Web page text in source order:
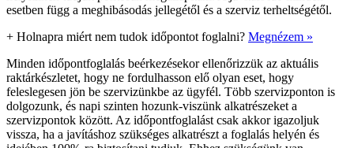
esetben függ a meghibásodás jellegétől és a szerviz terheltségétől.
+ Holnapra miért nem tudok időpontot foglalni? Megnézem »
Minden időpontfoglalás beérkezésekor ellenőrizzük az aktuális
raktárkészletet, hogy ne fordulhasson elő olyan eset, hogy
feleslegesen jön be szervizünkbe az ügyfél. Több szervizponton is
dolgozunk, és napi szinten hozunk-viszünk alkatrészeket a
szervizpontok között. Az időpontfoglalást csak akkor igazoljuk
vissza, ha a javításhoz szükséges alkatrészt a foglalás helyén és